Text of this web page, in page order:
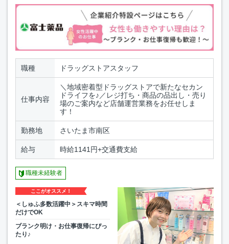
職種 ドラッグストアスタッフ
仕事内容
＼地域密着型ドラッグストアで新たなセカン
ドライフを♪／レジ打ち・商品の品出し・売り
場のご案内など店舗運営業務をお任せしま
す！
勤務地 さいたま市南区
給与 時給1141円+交通費支給
職種未経験者
ここがオススメ！
＜しゅふ多数活躍中＞スキマ時間
だけでOK
ブランク明け・お仕事復帰にぴっ
たり♪